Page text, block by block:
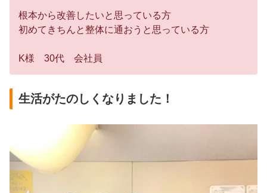
根本から改善したいと思っている方
初めてきちんと整体に通おうと思っている方
K様 30代 会社員
生活がたのしくなりました！